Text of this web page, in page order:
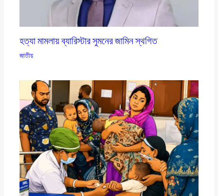
হত্যা মামলায় ব্যারিস্টার সুমনের জামিন স্থগিত
জাতীয়